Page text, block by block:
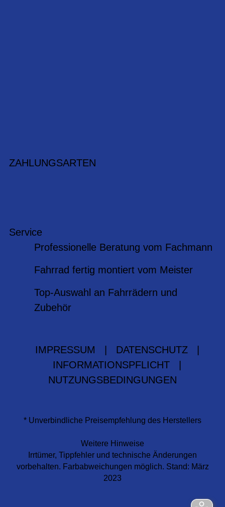
ZAHLUNGSARTEN
Service
Professionelle Beratung vom Fachmann
Fahrrad fertig montiert vom Meister
Top-Auswahl an Fahrrädern und
Zubehör
IMPRESSUM DATENSCHUTZ
INFORMATIONSPFLICHT
NUTZUNGSBEDINGUNGEN
* Unverbindliche Preisempfehlung des Herstellers
Weitere Hinweise
Irrtümer, Tippfehler und technische Änderungen
vorbehalten. Farbabweichungen möglich. Stand: März
2023